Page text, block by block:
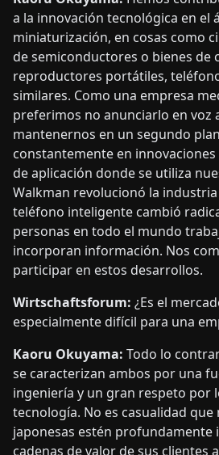
a la innovación tecnológica en el
miniaturización, en cosas como
de semiconductores o bienes de
reproductores portátiles,
similares. Como una empresa
preferimos no anunciarlo en voz
mantenernos en un segundo
constantemente en
de aplicación donde se utiliza
Walkman revolucionó la industria
teléfono inteligente cambió
personas en todo el mundo
incorporan información. Nos
participar en estos desarrollos.
Wirtschaftsforum: ¿Es el
especialmente difícil para una
Kaoru Okuyama: Todo lo
se caracterizan ambos por una
ingeniería y un gran respeto por
tecnología. No es casualidad que
japonesas estén profundamente
cadenas de valor de sus clientes